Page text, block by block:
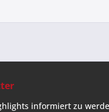
informiert zu